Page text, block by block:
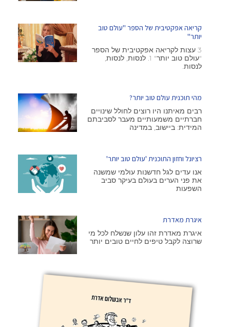
קריאה אפקטיבית של הספר "עולם טוב
יותר"
3 עצות לקריאה אפקטיבית של הספר
"עולם טוב יותר" 1. לנסות, לנסות,
לנסות.
מהי תוכנית עולם טוב יותר?
רבים מאיתנו היו רוצים לחולל שינויים
חברתיים משמעותיים מעבר לסביבתם
המידית: ביישוב, במדינה
רציונל וחזון התוכנית 'עולם טוב יותר'
אנו עדים לגל חדשנות עולמי שמשנה
את פני הערים בעולם בעיקר סביב
השפעות
איגרת מאדרת
איגרת מאדרת זהו עלון שנשלח לכל מי
שרוצה לקבל טיפים לחיים טובים יותר